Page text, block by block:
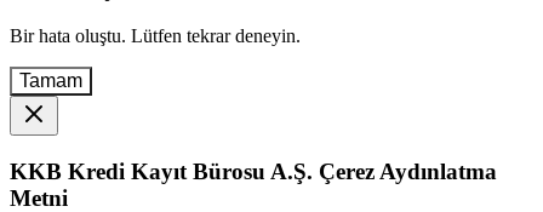
Bir hata oluştu. Lütfen tekrar deneyin.
Tamam
KKB Kredi Kayıt Bürosu A.Ş. Çerez Aydınlatma
Metni